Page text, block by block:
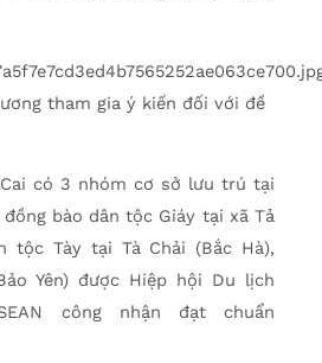
tham gia ý kiến đối với đề
có 3 nhóm cơ sở lưu trú tại
bào dân tộc Giáy tại xã Tả
tộc Tày tại Tà Chải (Bắc Hà),
Yên) được Hiệp hội Du lịch
công nhận đạt chuẩn